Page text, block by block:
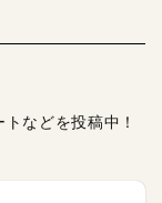
などを投稿中！